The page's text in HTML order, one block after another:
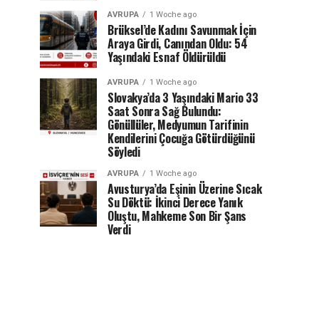
AVRUPA 1 Woche ago
Brüksel’de Kadını Savunmak İçin
Araya Girdi, Canından Oldu: 54
Yaşındaki Esnaf Öldürüldü
AVRUPA 1 Woche ago
Slovakya’da 3 Yaşındaki Mario 33
Saat Sonra Sağ Bulundu:
Gönüllüler, Medyumun Tarifinin
Kendilerini Çocuğa Götürdüğünü
Söyledi
AVRUPA 1 Woche ago
Avusturya’da Eşinin Üzerine Sıcak
Su Döktü: İkinci Derece Yanık
Oluştu, Mahkeme Son Bir Şans
Verdi